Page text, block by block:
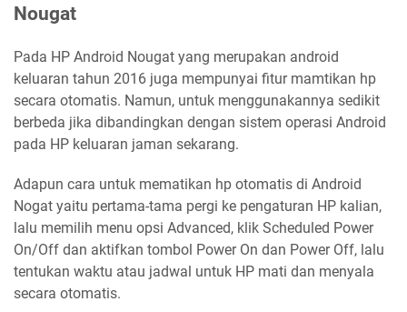
Nougat
Pada HP Android Nougat yang merupakan android
keluaran tahun 2016 juga mempunyai fitur mamtikan hp
secara otomatis. Namun, untuk menggunakannya sedikit
berbeda jika dibandingkan dengan sistem operasi Android
pada HP keluaran jaman sekarang.
Adapun cara untuk mematikan hp otomatis di Android
Nogat yaitu pertama-tama pergi ke pengaturan HP kalian,
lalu memilih menu opsi Advanced, klik Scheduled Power
On/Off dan aktifkan tombol Power On dan Power Off, lalu
tentukan waktu atau jadwal untuk HP mati dan menyala
secara otomatis.